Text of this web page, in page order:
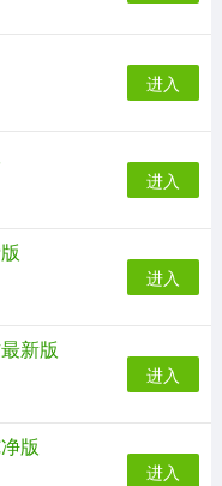
进入
进入
进入
新版
进入
版
进入